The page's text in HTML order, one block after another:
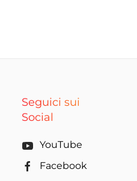
Seguici sui
Social
YouTube
Facebook